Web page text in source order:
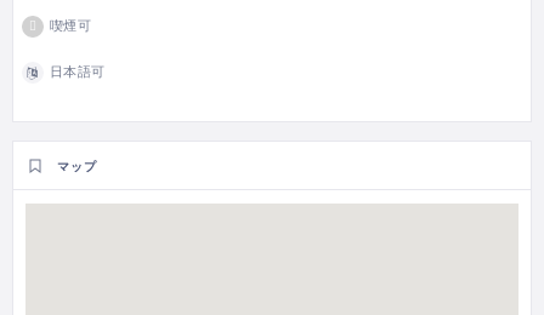
喫煙可
日本語可
マップ